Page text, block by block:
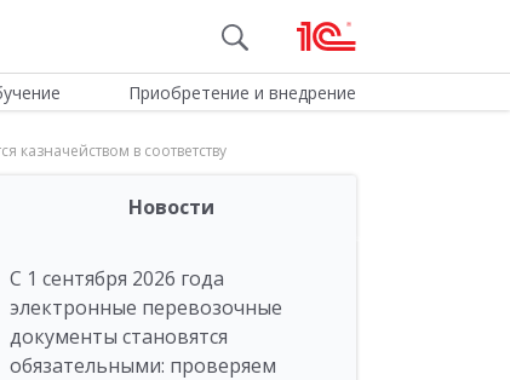
Приобретение и внедрение
казначейством в соответству
Новости
С 1 сентября 2026 года
электронные перевозочные
документы становятся
обязательными: проверяем